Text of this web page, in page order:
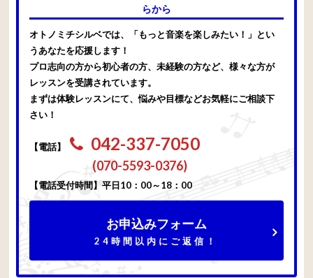
らから
オトノミチシルベでは、「もっと音楽を楽しみたい！」とい
うあなたを応援します！
プロ志向の方から初心者の方、未経験の方など、様々な方が
レッスンを受講されています。
まずは体験レッスンにて、悩みや目標などお気軽にご相談下
さい！
【電話】 042-337-7050
(070-5593-0376)
【電話受付時間】平日10：00～18：00
お申込みフォーム
24時間以内にご返信！